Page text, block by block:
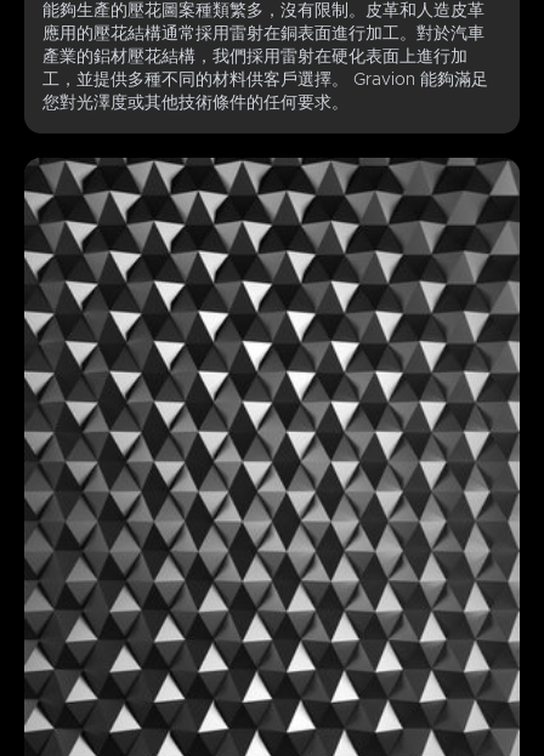
能夠生產的壓花圖案種類繁多，沒有限制。皮革和人造皮革
應用的壓花結構通常採用雷射在銅表面進行加工。對於汽車
產業的鋁材壓花結構，我們採用雷射在硬化表面上進行加
工，並提供多種不同的材料供客戶選擇。 Gravion 能夠滿足
您對光澤度或其他技術條件的任何要求。